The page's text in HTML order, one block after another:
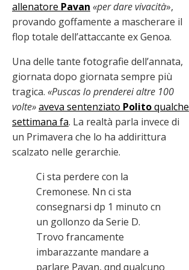
allenatore Pavan «per dare vivacità»,
provando goffamente a mascherare il
flop totale dell’attaccante ex Genoa.
Una delle tante fotografie dell’annata,
giornata dopo giornata sempre più
tragica. «Puscas lo prenderei altre 100
volte»aveva sentenziato Politoqualche
settimana fa. La realtà parla invece di
un Primavera che lo ha addirittura
scalzato nelle gerarchie.
Ci sta perdere con la
Cremonese. Nn ci sta
consegnarsi dp 1 minuto cn
un gollonzo da Serie D.
Trovo francamente
imbarazzante mandare a
parlare Pavan, qnd qualcuno